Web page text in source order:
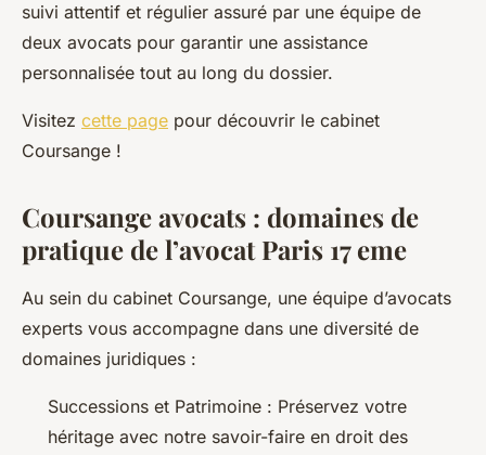
suivi attentif et régulier assuré par une équipe de
deux avocats pour garantir une assistance
personnalisée tout au long du dossier.
Visitez cette page pour découvrir le cabinet
Coursange !
Coursange avocats : domaines de
pratique de l’avocat Paris 17 eme
Au sein du cabinet Coursange, une équipe d’avocats
experts vous accompagne dans une diversité de
domaines juridiques :
Successions et Patrimoine : Préservez votre
héritage avec notre savoir-faire en droit des